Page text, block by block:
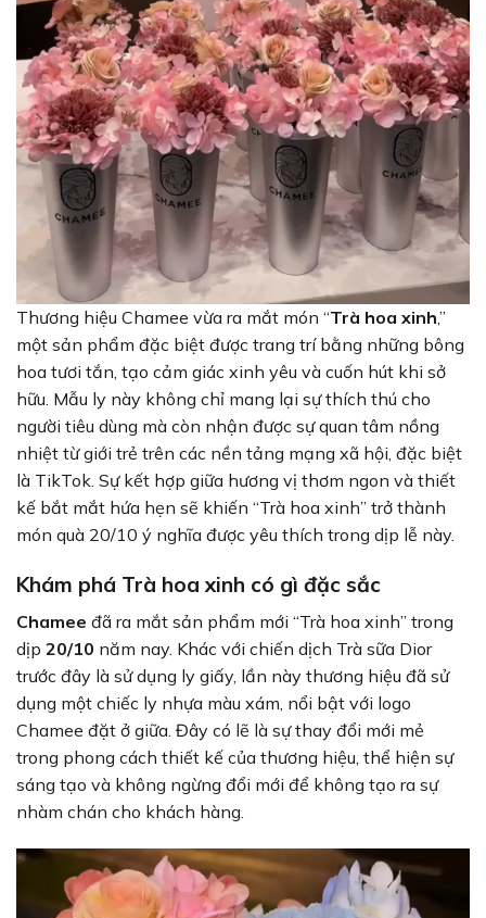
Thương hiệu Chamee vừa ra mắt món “Trà hoa xinh,”
một sản phẩm đặc biệt được trang trí bằng những bông
hoa tươi tắn, tạo cảm giác xinh yêu và cuốn hút khi sở
hữu. Mẫu ly này không chỉ mang lại sự thích thú cho
người tiêu dùng mà còn nhận được sự quan tâm nồng
nhiệt từ giới trẻ trên các nền tảng mạng xã hội, đặc biệt
là TikTok. Sự kết hợp giữa hương vị thơm ngon và thiết
kế bắt mắt hứa hẹn sẽ khiến “Trà hoa xinh” trở thành
món quà 20/10 ý nghĩa được yêu thích trong dịp lễ này.
Khám phá Trà hoa xinh có gì đặc sắc
Chamee đã ra mắt sản phẩm mới “Trà hoa xinh” trong
dịp 20/10 năm nay. Khác với chiến dịch Trà sữa Dior
trước đây là sử dụng ly giấy, lần này thương hiệu đã sử
dụng một chiếc ly nhựa màu xám, nổi bật với logo
Chamee đặt ở giữa. Đây có lẽ là sự thay đổi mới mẻ
trong phong cách thiết kế của thương hiệu, thể hiện sự
sáng tạo và không ngừng đổi mới để không tạo ra sự
nhàm chán cho khách hàng.